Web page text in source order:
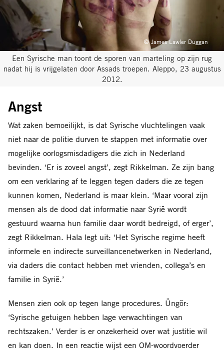
© James Lawler Duggan
Een Syrische man toont de sporen van marteling op zijn rug
nadat hij is vrijgelaten door Assads troepen. Aleppo, 23 augustus
2012.
Angst
Wat zaken bemoeilijkt, is dat Syrische vluchtelingen vaak
niet naar de politie durven te stappen met informatie over
mogelijke oorlogsmisdadigers die zich in Nederland
bevinden. ‘Er is zoveel angst’, zegt Rikkelman. Ze zijn bang
om een verklaring af te leggen tegen daders die ze tegen
kunnen komen, Nederland is maar klein. ‘Maar vooral zijn
mensen als de dood dat informatie naar Syrië wordt
gestuurd waarna hun familie daar wordt bedreigd, of erger’,
zegt Rikkelman. Hala legt uit: ‘Het Syrische regime heeft
informele en indirecte surveillancenetwerken in Nederland,
via daders die contact hebben met vrienden, collega’s en
familie in Syrië.’
Mensen zien ook op tegen lange procedures. Üngör:
‘Syrische getuigen hebben lage verwachtingen van
rechtszaken.’ Verder is er onzekerheid over wat justitie wil
en kan doen. In een reactie wijst een OM-woordvoerder